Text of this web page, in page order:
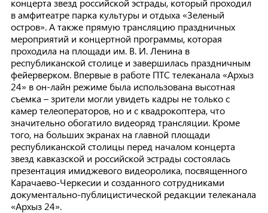
концерта звезд российской эстрады, который проходил
в амфитеатре парка культуры и отдыха «Зеленый
остров». А также прямую трансляцию праздничных
мероприятий и концертной программы, которая
проходила на площади им. В. И. Ленина в
республиканской столице и завершилась праздничным
фейерверком. Впервые в работе ПТС телеканала «Архыз
24» в он-лайн режиме была использована высотная
съемка – зрители могли увидеть кадры не только с
камер телеоператоров, но и с квадрокоптера, что
значительно обогатило видеоряд трансляции. Кроме
того, на больших экранах на главной площади
республиканской столицы перед началом концерта
звезд кавказской и российской эстрады состоялась
презентация имиджевого видеоролика, посвященного
Карачаево-Черкесии и созданного сотрудниками
документально-публицистической редакции телеканала
«Архыз 24».